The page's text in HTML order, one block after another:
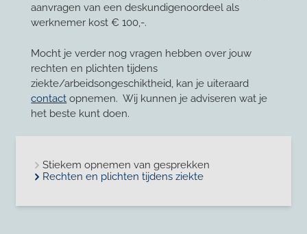
aanvragen van een deskundigenoordeel als
werknemer kost € 100,-.
Mocht je verder nog vragen hebben over jouw
rechten en plichten tijdens
ziekte/arbeidsongeschiktheid, kan je uiteraard
contact opnemen. Wij kunnen je adviseren wat je
het beste kunt doen.
Stiekem opnemen van gesprekken
Rechten en plichten tijdens ziekte